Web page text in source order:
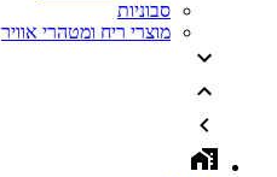
סבוניות
מוצרי ריח ומטהרי אוויר